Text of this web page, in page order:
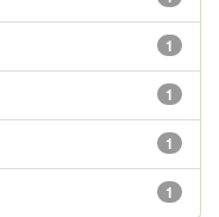
1
1
1
1